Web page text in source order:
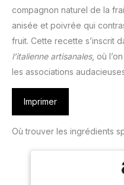
compagnon naturel de la
anisée et poivrée qui
fruit. Cette recette s’inscrit
l’italienne artisanales, où
les associations
Imprimer
Où trouver les ingrédients